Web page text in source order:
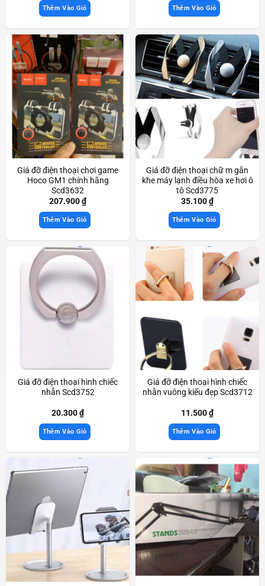
Thêm Vào Giỏ Thêm Vào Giỏ
Giá đỡ điện thoại chơi game
Hoco GM1 chính hãng
Scd3632
207.900₫
Thêm Vào Giỏ
Giá đỡ điện thoại chữ m gắn
khe máy lạnh điều hòa xe hơi ô
tô Scd3775
35.100₫
Thêm Vào Giỏ
Giá đỡ điện thoại hình chiếc
nhẫn Scd3752
20.300₫
Thêm Vào Giỏ
Giá đỡ điện thoại hình chiếc
nhẫn vuông kiểu đẹp Scd3712
11.500₫
Thêm Vào Giỏ